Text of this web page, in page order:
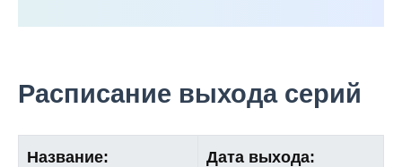
Расписание выхода серий
Название: Дата выхода: